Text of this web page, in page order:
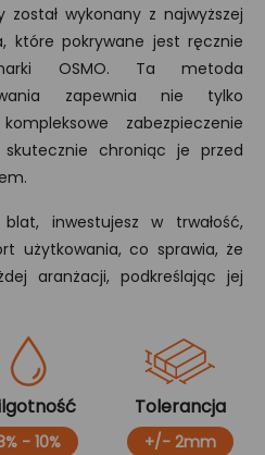
wykonany z najwyższej
które pokrywane jest ręcznie
OSMO. Ta metoda
zapewnia nie tylko
zabezpieczenie
chroniąc je przed
inwestujesz w trwałość,
użytkowania, co sprawia, że
aranżacji, podkreślając jej
- 10%
Tolerancja
+/- 2mm